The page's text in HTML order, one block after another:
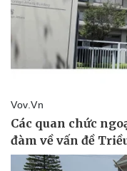
Doanh nghiệp
Thông tin doanh nghiệp